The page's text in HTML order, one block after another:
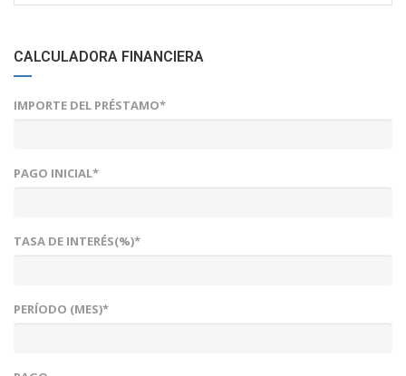
CALCULADORA FINANCIERA
IMPORTE DEL PRÉSTAMO*
PAGO INICIAL*
TASA DE INTERÉS(%)*
PERÍODO (MES)*